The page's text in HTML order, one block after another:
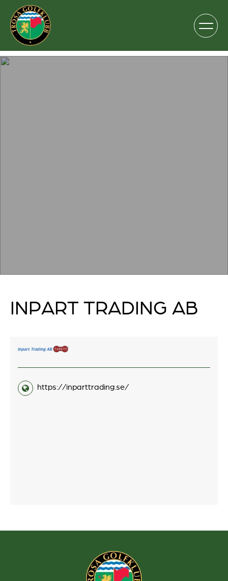
INPART TRADING AB
https://inparttrading.se/